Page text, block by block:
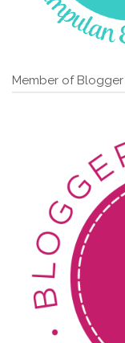
Member of